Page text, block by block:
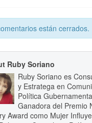
están cerrados.
Ruby Soriano
Ruby Soriano es
y Estratega en
Política
Ganadora del Premio
Award como Mujer